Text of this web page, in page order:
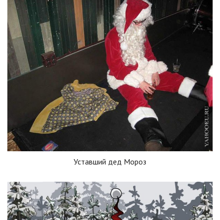
Уставший дед Мороз